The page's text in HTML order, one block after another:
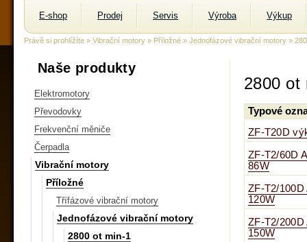
E-shop Prodej Servis Výroba Výkup
Právě si prohlížíte » Vibrační motory » Příložné » Jednofázové vibrační motory »
Naše produkty
Elektromotory
Převodovky
Frekvenční měniče
Čerpadla
Vibrační motory
Příložné
Třífázové vibrační motory
Jednofázové vibrační motory
2800 ot min-1
2800 ot
Typové
ZF-T20D
ZF-T2/60D
86W
ZF-T2/100D
120W
ZF-T2/200D
150W